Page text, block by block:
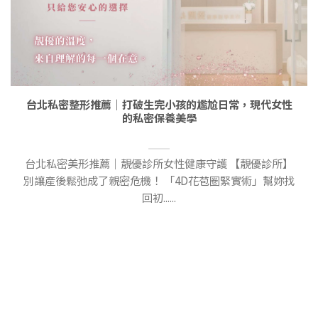
台北私密整形推薦｜打破生完小孩的尷尬日常，現代女性
的私密保養美學
台北私密美形推薦｜靚優診所女性健康守護 【靚優診所】
別讓產後鬆弛成了親密危機！ 「4D花苞圈緊實術」幫妳找
回初......